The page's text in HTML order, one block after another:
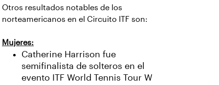
Otros resultados notables de los
norteamericanos en el Circuito ITF son:
Mujeres:
Catherine Harrison fue
semifinalista de solteros en el
evento ITF World Tennis Tour W